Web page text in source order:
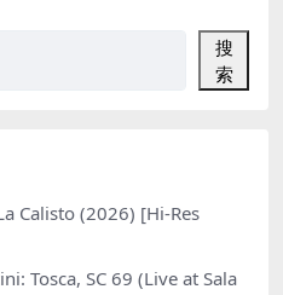
搜
索
Calisto (2026) [Hi-Res
Tosca, SC 69 (Live at Sala